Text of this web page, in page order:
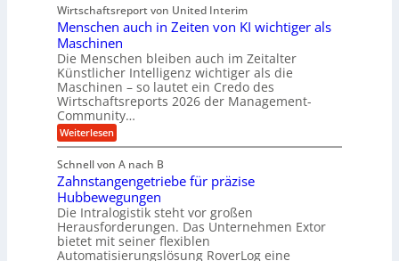
n
b
a
u
i
a
l
B
u
s
i
n
e
s
s
c
o
s
y
s
t
e
m
l
l
s
c
h
u
t
z
s
c
h
l
ä
c
h
e
i
n
2
g
u
l
a
T
e
c
h
n
o
l
o
g
i
e
s
b
e
z
i
Wirtschaftsreport von United Interim
Menschen auch in Zeiten von KI wichtiger als
Maschinen
Die Menschen bleiben auch im Zeitalter
Künstlicher Intelligenz wichtiger als die
Maschinen – so lautet ein Credo des
Wirtschaftsreports 2026 der Management-
Community…
Weiterlesen:
M
n
s
c
h
e
n
a
u
Schnell von A nach B
Zahnstangengetriebe für präzise
Hubbewegungen
Die Intralogistik steht vor großen
Herausforderungen. Das Unternehmen Extor
bietet mit seiner flexiblen
Automatisierungslösung RoverLog eine